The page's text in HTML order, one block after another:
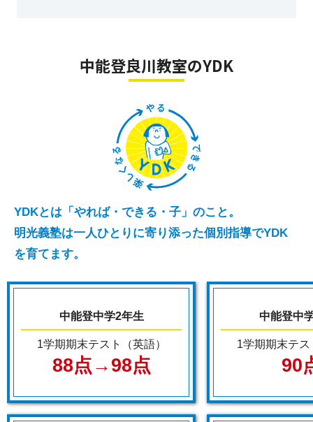
中能登良川教室のYDK
YDKとは「やれば・できる・子」のこと。
明光義塾は一人ひとりに寄り添った個別指導でYDK
を育てます。
中能登中学2年生
1学期期末テスト（英語）
88点→98点
中能登中
1学期期末テ
90